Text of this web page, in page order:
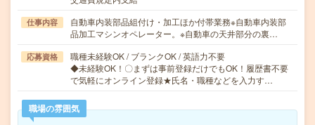
仕事内容
自動車内装部品組付け・加工ほか付帯業務※自動車内装部
品加工マシンオペレーター。※自動車の天井部分の裏…
応募資格
職種未経験OK / ブランクOK / 英語力不要
◆未経験OK！〇まずは事前登録だけでもOK！履歴書不要
で気軽にオンライン登録★氏名・職種などを入力す…
職場の雰囲気